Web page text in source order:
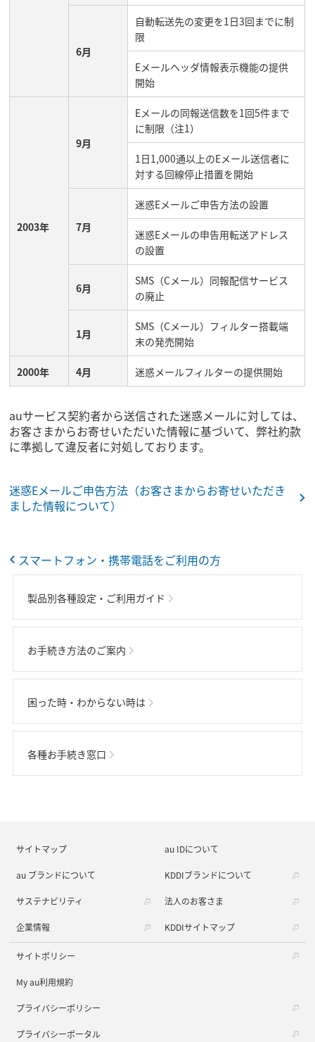
6月
自動転送先の変更を1日3回までに制
限
Eメールヘッダ情報表示機能の提供
開始
2003年
9月
Eメールの同報送信数を1回5件まで
に制限（注1）
1日1,000通以上のEメール送信者に
対する回線停止措置を開始
7月
迷惑Eメールご申告方法の設置
迷惑Eメールの申告用転送アドレス
の設置
6月
SMS（Cメール）同報配信サービス
の廃止
1月
SMS（Cメール）フィルター搭載端
末の発売開始
2000年 4月 迷惑メールフィルターの提供開始
auサービス契約者から送信された迷惑メールに対しては、
お客さまからお寄せいただいた情報に基づいて、弊社約款
に準拠して違反者に対処しております。
迷惑Eメールご申告方法（お客さまからお寄せいただき
ました情報について）
スマートフォン・携帯電話をご利用の方
製品別各種設定・ご利用ガイド
お手続き方法のご案内
困った時・わからない時は
各種お手続き窓口
サイトマップ au IDについて
au ブランドについて KDDIブランドについて
サステナビリティ 法人のお客さま
企業情報 KDDIサイトマップ
サイトポリシー
My au利用規約
プライバシーポリシー
プライバシーポータル